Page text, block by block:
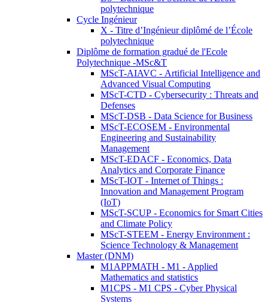
polytechnique
Cycle Ingénieur
X - Titre d’Ingénieur diplômé de l’École
polytechnique
Diplôme de formation gradué de l'Ecole
Polytechnique -MSc&T
MScT-AIAVC - Artificial Intelligence and
Advanced Visual Computing
MScT-CTD - Cybersecurity : Threats and
Defenses
MScT-DSB - Data Science for Business
MScT-ECOSEM - Environmental
Engineering and Sustainability
Management
MScT-EDACF - Economics, Data
Analytics and Corporate Finance
MScT-IOT - Internet of Things :
Innovation and Management Program
(IoT)
MScT-SCUP - Economics for Smart Cities
and Climate Policy
MScT-STEEM - Energy Environment :
Science Technology & Management
Master (DNM)
M1APPMATH - M1 - Applied
Mathematics and statistics
M1CPS - M1 CPS - Cyber Physical
Systems